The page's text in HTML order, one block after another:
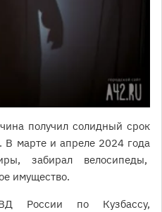
получил солидный срок
марте и апреле 2024 года
забирал велосипеды,
имущество.
России по Кузбассу,